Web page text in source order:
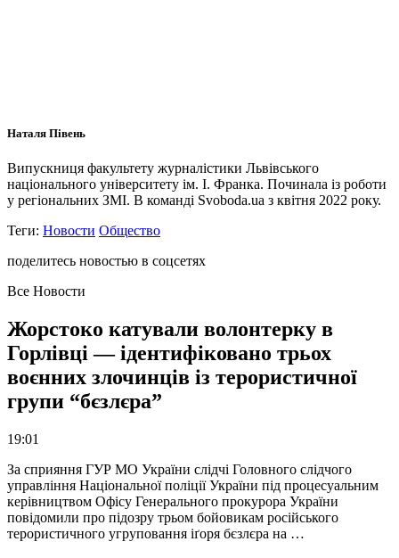
Наталя Півень
Випускниця факультету журналістики Львівського
національного університету ім. І. Франка. Починала із роботи
у регіональних ЗМІ. В команді Svoboda.ua з квітня 2022 року.
Теги: Новости Общество
поделитесь новостью в соцсетях
Все Новости
Жорстоко катували волонтерку в
Горлівці — ідентифіковано трьох
воєнних злочинців із терористичної
групи “бєзлєра”
19:01
За сприяння ГУР МО України слідчі Головного слідчого
управління Національної поліції України під процесуальним
керівництвом Офісу Генерального прокурора України
повідомили про підозру трьом бойовикам російського
терористичного угруповання іґоря бєзлєра на …